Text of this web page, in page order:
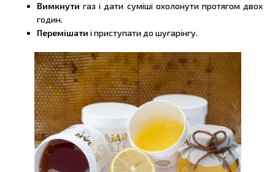
Вимкнутигаз і дати суміші охолонути протягом двох
годин.
Перемішати і приступати до шугарінгу.